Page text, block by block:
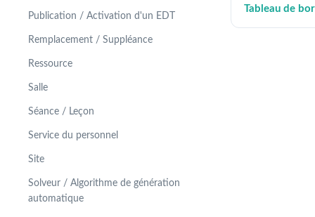
Publication / Activation d'un EDT
Remplacement / Suppléance
Ressource
Salle
Séance / Leçon
Service du personnel
Site
Solveur / Algorithme de génération
automatique
Tableau de